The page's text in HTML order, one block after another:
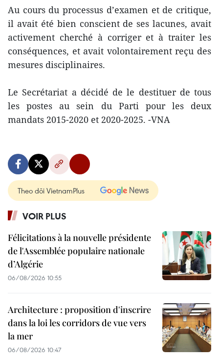
Au cours du processus d’examen et de critique,
il avait été bien conscient de ses lacunes, avait
activement cherché à corriger et à traiter les
conséquences, et avait volontairement reçu des
mesures disciplinaires.
Le Secrétariat a décidé de le destituer de tous
les postes au sein du Parti pour les deux
mandats 2015-2020 et 2020-2025. -VNA
Theo dõi VietnamPlus
VOIR PLUS
Félicitations à la nouvelle présidente
de l'Assemblée populaire nationale
d’Algérie
06/08/2026 10:55
Architecture : proposition d'inscrire
dans la loi les corridors de vue vers
la mer
06/08/2026 10:47